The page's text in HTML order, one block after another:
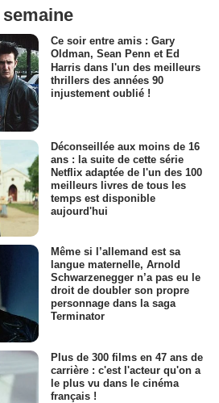
Ce soir entre amis : Gary
Oldman, Sean Penn et Ed
Harris dans l'un des meilleurs
thrillers des années 90
injustement oublié !
Déconseillée aux moins de 16
ans : la suite de cette série
Netflix adaptée de l'un des 100
meilleurs livres de tous les
temps est disponible
aujourd'hui
Même si l’allemand est sa
langue maternelle, Arnold
Schwarzenegger n’a pas eu le
droit de doubler son propre
personnage dans la saga
Terminator
Plus de 300 films en 47 ans de
carrière : c'est l'acteur qu'on a
le plus vu dans le cinéma
français !